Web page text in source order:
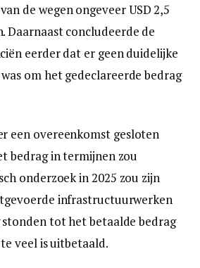
de wegen ongeveer USD 2,5
Daarnaast concludeerde de
eerder dat er geen duidelijke
om het gedeclareerde bedrag
een overeenkomst gesloten
bedrag in termijnen zou
onderzoek in 2025 zou zijn
infrastructuurwerken
tot het betaalde bedrag
veel is uitbetaald.